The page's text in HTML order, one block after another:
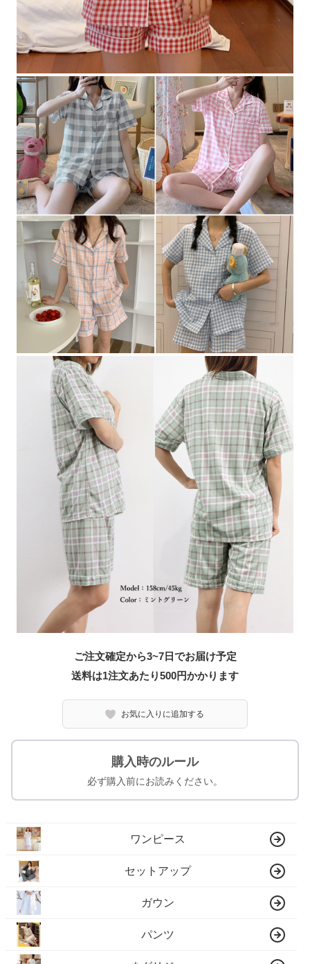
ご注文確定から3~7日でお届け予定
送料は1注文あたり500円かかります
お気に入りに追加する
購入時のルール
必ず購入前にお読みください。
ワンピース
セットアップ
ガウン
パンツ